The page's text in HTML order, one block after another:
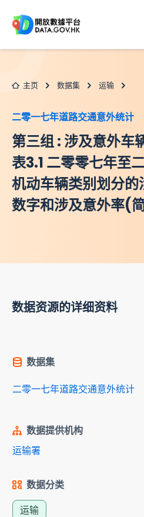
主页 数据集 运输
二零一七年道路交通意外统计
第三组 : 涉及意外车
表3.1 二零零七年至
机动车辆类别划分
数字和涉及意外率(
数据资源的详细资料
数据集
二零一七年道路交通意外统计
数据提供机构
运输署
数据分类
运输